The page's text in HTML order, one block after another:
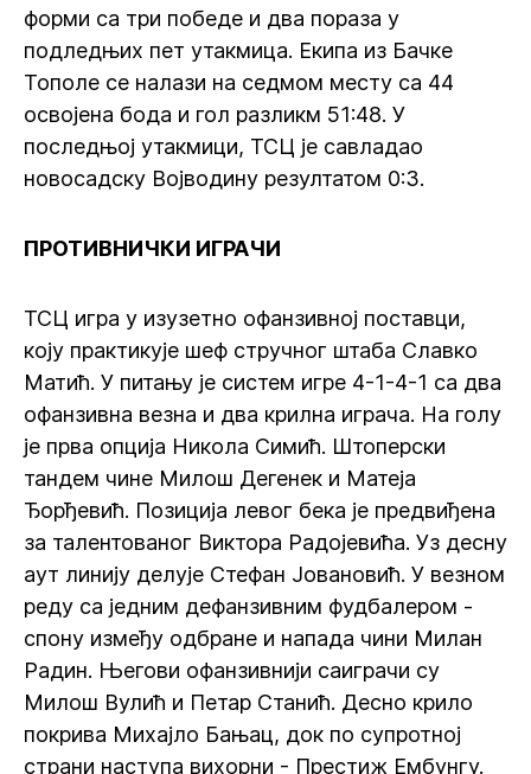
форми са три победе и два пораза у
подледњих пет утакмица. Екипа из Бачке
Тополе се налази на седмом месту са 44
освојена бода и гол разликм 51:48. У
последњој утакмици, ТСЦ је савладао
новосадску Војводину резултатом 0:3.
ПРОТИВНИЧКИ ИГРАЧИ
ТСЦ игра у изузетно офанзивној поставци,
коју практикује шеф стручног штаба Славко
Матић. У питању је систем игре 4-1-4-1 са два
офанзивна везна и два крилна играча. На голу
је прва опција Никола Симић. Штоперски
тандем чине Милош Дегенек и Матеја
Ђорђевић. Позиција левог бека је предвиђена
за талентованог Виктора Радојевића. Уз десну
аут линију делује Стефан Јовановић. У везном
реду са једним дефанзивним фудбалером -
спону између одбране и напада чини Милан
Радин. Његови офанзивнији саиграчи су
Милош Вулић и Петар Станић. Десно крило
покрива Михајло Бањац, док по супротној
страни наступа вихорни - Престиж Ембунгу.